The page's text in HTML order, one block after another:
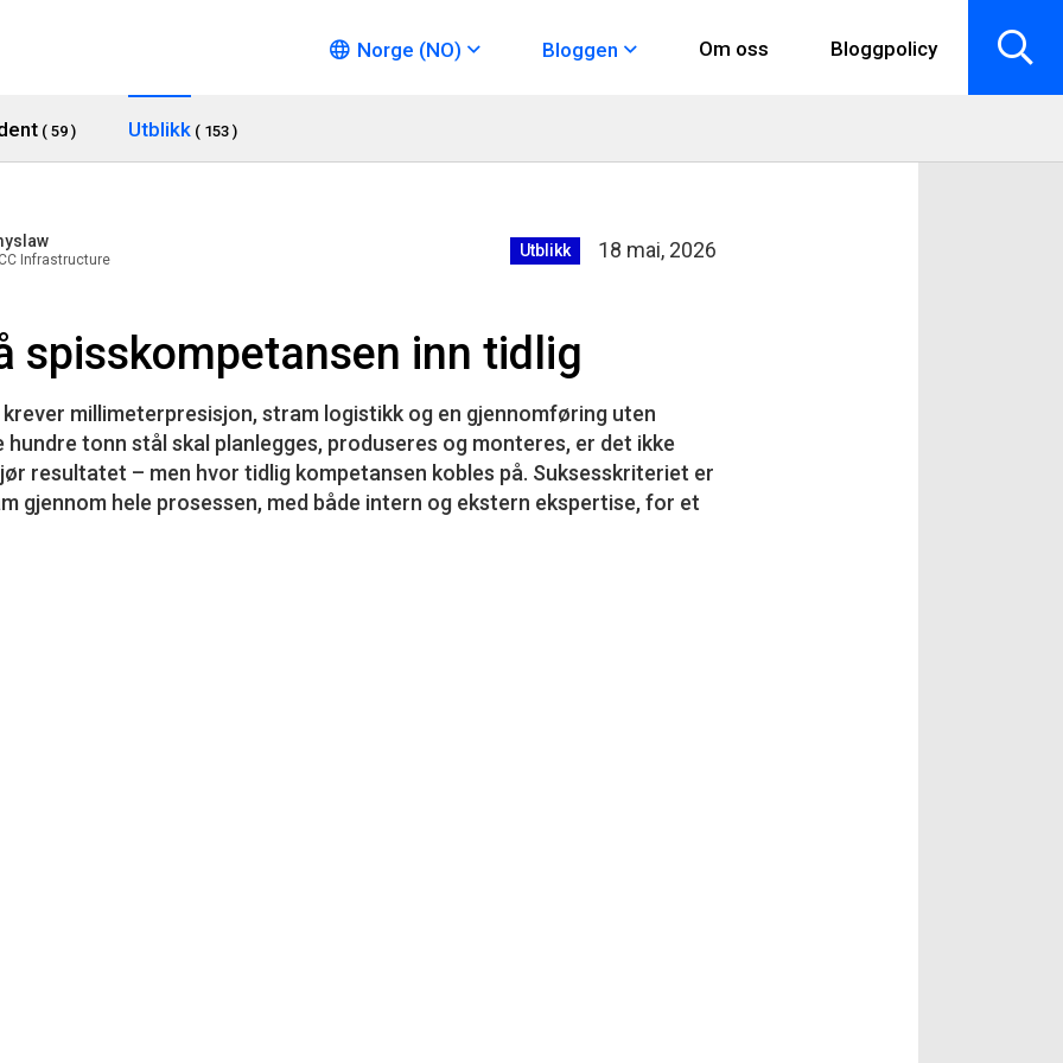
Norge (NO) Bloggen Om oss Bloggpolicy
( 59 ) Utblikk ( 153 )
Infrastructure
Utblikk 18 mai, 2026
spisskompetansen inn tidlig
millimeterpresisjon, stram logistikk og en gjennomføring uten
hundre tonn stål skal planlegges, produseres og monteres, er det ikke
resultatet – men hvor tidlig kompetansen kobles på. Suksesskriteriet er
gjennom hele prosessen, med både intern og ekstern ekspertise, for et